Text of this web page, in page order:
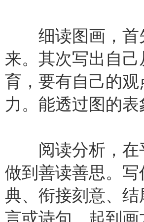
细读图画，首
来。其次写出自
育，要有自己的
力。能透过图的
阅读分析，在
做到善读善思。
典、衔接刻意、
言或诗句，起到